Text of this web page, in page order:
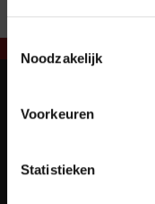
Toestemmingsselectie
Noodzakelijk
Voorkeuren
Statistieken
Maandag: Gesloten
Donderdag: 12:00 –